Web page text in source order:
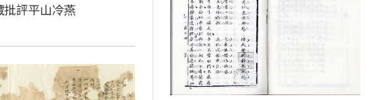
批評平山冷燕